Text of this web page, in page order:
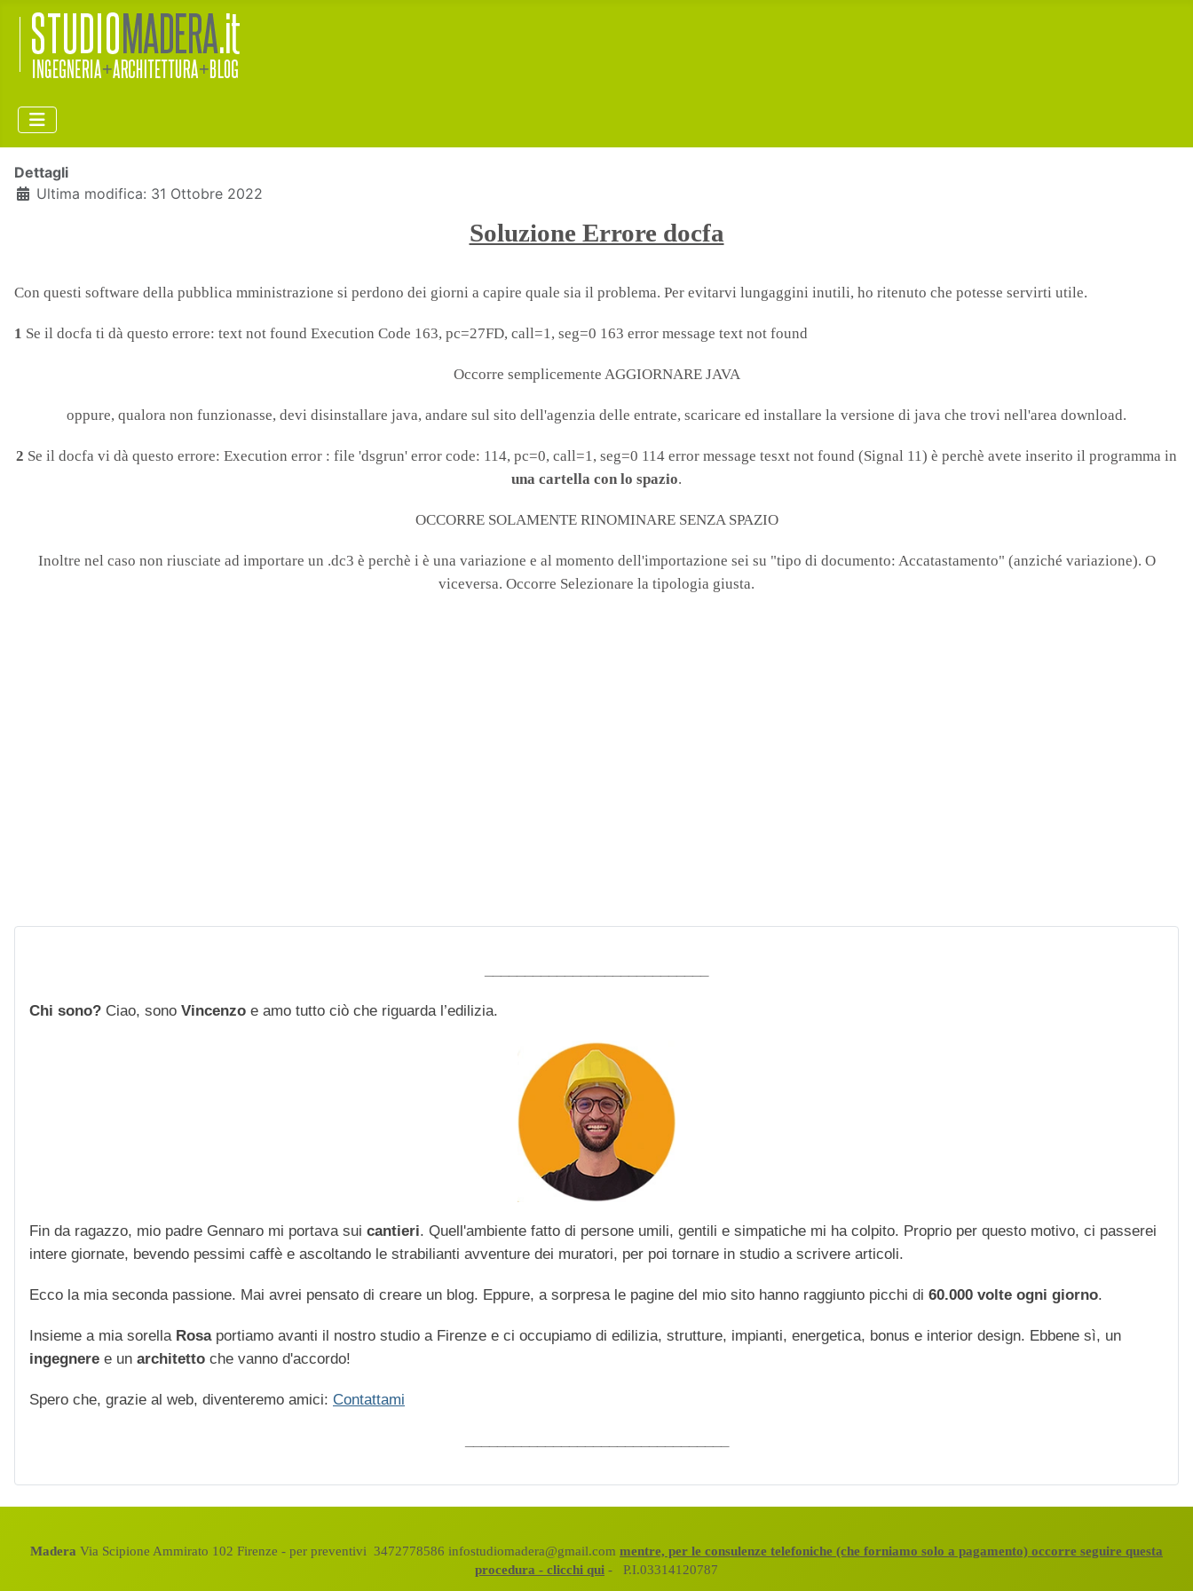
Dettagli
Ultima modifica: 31 Ottobre 2022
Soluzione Errore docfa
Con questi software della pubblica mministrazione si perdono dei giorni a capire quale sia il problema. Per evitarvi lungaggini inutili, ho ritenuto che potesse servirti utile.
1 Se il docfa ti dà questo errore: text not found Execution Code 163, pc=27FD, call=1, seg=0 163 error message text not found
Occorre semplicemente AGGIORNARE JAVA
oppure, qualora non funzionasse, devi disinstallare java, andare sul sito dell'agenzia delle entrate, scaricare ed installare la versione di java che trovi nell'area download.
2 Se il docfa vi dà questo errore: Execution error : file 'dsgrun' error code: 114, pc=0, call=1, seg=0 114 error message tesxt not found (Signal 11) è perchè avete inserito il programma in
una cartella con lo spazio.
OCCORRE SOLAMENTE RINOMINARE SENZA SPAZIO
Inoltre nel caso non riusciate ad importare un .dc3 è perchè i è una variazione e al momento dell'importazione sei su "tipo di documento: Accatastamento" (anziché variazione). O
viceversa. Occorre Selezionare la tipologia giusta.
Chi sono? Ciao, sono Vincenzo e amo tutto ciò che riguarda l’edilizia.
Fin da ragazzo, mio padre Gennaro mi portava sui cantieri. Quell'ambiente fatto di persone umili, gentili e simpatiche mi ha colpito. Proprio per questo motivo, ci passerei
intere giornate, bevendo pessimi caffè e ascoltando le strabilianti avventure dei muratori, per poi tornare in studio a scrivere articoli.
Ecco la mia seconda passione. Mai avrei pensato di creare un blog. Eppure, a sorpresa le pagine del mio sito hanno raggiunto picchi di 60.000 volte ogni giorno.
Insieme a mia sorella Rosaportiamo avanti il nostro studio a Firenze e ci occupiamo di edilizia, strutture, impianti, energetica, bonus e interior design. Ebbene sì, un
ingegnere e un architetto che vanno d'accordo!
Spero che, grazie al web, diventeremo amici: Contattami
Madera Via Scipione Ammirato 102 Firenze - per preventivi 3472778586 infostudiomadera@gmail.com mentre, per le consulenze telefoniche (che forniamo solo a pagamento) occorre seguire questa
procedura - clicchi qui - P.I.03314120787